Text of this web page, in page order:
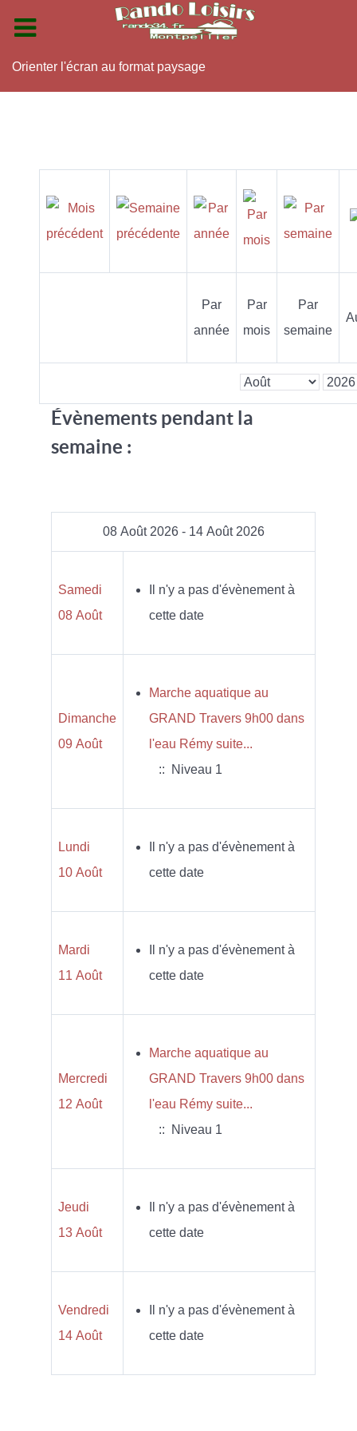
Orienter l'écran au format paysage
Par
année
Par
mois
Par
semaine
Évènements pendant la
semaine :
08 Août 2026 - 14 Août 2026
Samedi
08 Août
Il n'y a pas d'évènement à
cette date
Dimanche
09 Août
Marche aquatique au
GRAND Travers 9h00 dans
l'eau Rémy suite...
:: Niveau 1
Lundi
10 Août
Il n'y a pas d'évènement à
cette date
Mardi
11 Août
Il n'y a pas d'évènement à
cette date
Mercredi
12 Août
Marche aquatique au
GRAND Travers 9h00 dans
l'eau Rémy suite...
:: Niveau 1
Jeudi
13 Août
Il n'y a pas d'évènement à
cette date
Vendredi
14 Août
Il n'y a pas d'évènement à
cette date